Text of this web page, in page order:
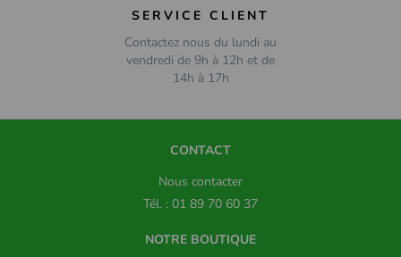
SERVICE CLIENT
Contactez nous du lundi au
vendredi de 9h à 12h et de
14h à 17h
CONTACT
Nous contacter
Tél. : 01 89 70 60 37
NOTRE BOUTIQUE